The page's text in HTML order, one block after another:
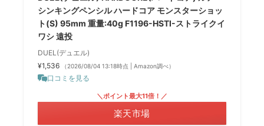
シンキングペンシル ハードコア モンスターショッ
ト(S) 95mm 重量:40g F1196-HSTI-ストライクイ
ワシ 遠投
DUEL(デュエル)
¥1,536
（2026/08/04 13:18時点 | Amazon調べ）
口コミを見る
＼ポイント最大11倍！／
楽天市場